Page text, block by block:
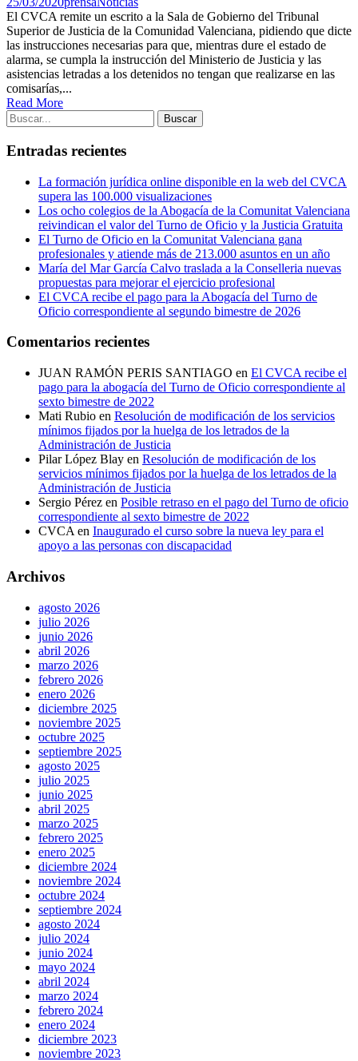
El CVCA remite un escrito a la Sala de Gobierno del Tribunal
Superior de Justicia de la Comunidad Valenciana, pidiendo que dicte
las instrucciones necesarias para que, mientras dure el estado de
alarma, se cumpla la instrucción del Ministerio de Justicia y las
asistencias letradas a los detenidos no tengan que realizarse en las
comisarías,...
Read More
Entradas recientes
La formación jurídica online disponible en la web del CVCA
supera las 100.000 visualizaciones
Los ocho colegios de la Abogacía de la Comunitat Valenciana
reivindican el valor del Turno de Oficio y la Justicia Gratuita
El Turno de Oficio en la Comunitat Valenciana gana
profesionales y atiende más de 213.000 asuntos en un año
María del Mar García Calvo traslada a la Conselleria nuevas
propuestas para mejorar el ejercicio profesional
El CVCA recibe el pago para la Abogacía del Turno de
Oficio correspondiente al segundo bimestre de 2026
Comentarios recientes
JUAN RAMÓN PERIS SANTIAGO en El CVCA recibe el
pago para la abogacía del Turno de Oficio correspondiente al
sexto bimestre de 2022
Mati Rubio en Resolución de modificación de los servicios
mínimos fijados por la huelga de los letrados de la
Administración de Justicia
Pilar López Blay en Resolución de modificación de los
servicios mínimos fijados por la huelga de los letrados de la
Administración de Justicia
Sergio Pérez en Posible retraso en el pago del Turno de oficio
correspondiente al sexto bimestre de 2022
CVCA en Inaugurado el curso sobre la nueva ley para el
apoyo a las personas con discapacidad
Archivos
agosto 2026
julio 2026
junio 2026
abril 2026
marzo 2026
febrero 2026
enero 2026
diciembre 2025
noviembre 2025
octubre 2025
septiembre 2025
agosto 2025
julio 2025
junio 2025
abril 2025
marzo 2025
febrero 2025
enero 2025
diciembre 2024
noviembre 2024
octubre 2024
septiembre 2024
agosto 2024
julio 2024
junio 2024
mayo 2024
abril 2024
marzo 2024
febrero 2024
enero 2024
diciembre 2023
noviembre 2023